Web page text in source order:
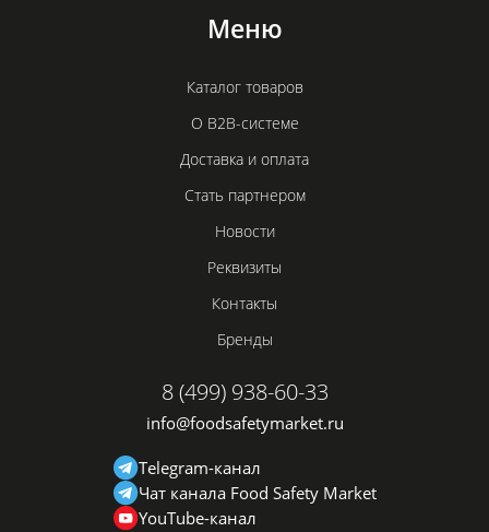
Меню
Каталог товаров
О B2B-системе
Доставка и оплата
Стать партнером
Новости
Реквизиты
Контакты
Бренды
8 (499) 938-60-33
info@foodsafetymarket.ru
Telegram-канал
Чат канала Food Safety Market
YouTube-канал